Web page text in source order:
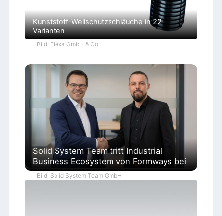
Kunststoff-Wellschutzschläuche in 22
Varianten
Bild: Flexa GmbH & Co.
Solid System Team tritt Industrial
Business Ecosystem von Formways bei
Bild: Solid System Team GmbH